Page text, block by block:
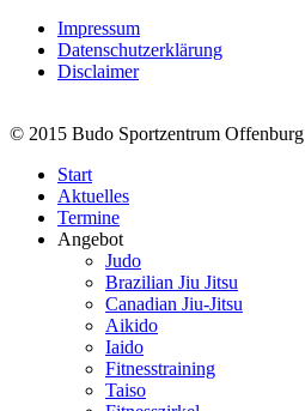
Impressum
Datenschutzerklärung
Disclaimer
© 2015 Budo Sportzentrum Offenburg
Start
Aktuelles
Termine
Angebot
Judo
Brazilian Jiu Jitsu
Canadian Jiu-Jitsu
Aikido
Iaido
Fitnesstraining
Taiso